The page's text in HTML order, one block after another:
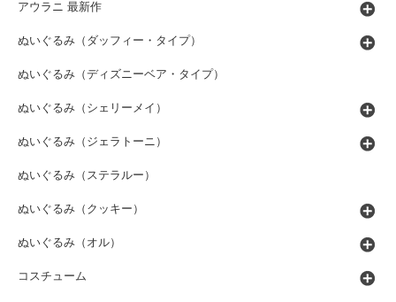
アウラニ 最新作
ぬいぐるみ（ダッフィー・タイプ）
ぬいぐるみ（ディズニーベア・タイプ）
ぬいぐるみ（シェリーメイ）
ぬいぐるみ（ジェラトーニ）
ぬいぐるみ（ステラルー）
ぬいぐるみ（クッキー）
ぬいぐるみ（オル）
コスチューム